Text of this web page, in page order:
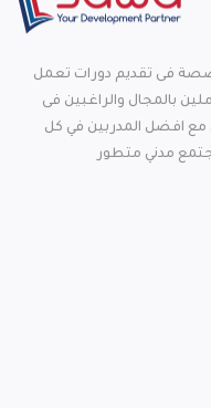
فى تقديم دورات تعمل
بالمجال والراغبين فى
مع افضل المدربين في كل
مدني متطور